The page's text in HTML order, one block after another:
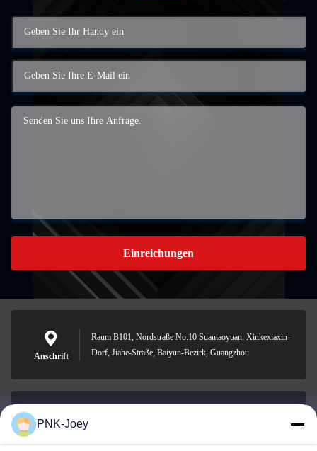
Einreichungen
Anschrift
Raum B101, Nordstraße No.10 Suantaoyuan, Xinkexiaxin-
Dorf, Jiahe-Straße, Baiyun-Bezirk, Guangzhou
E-Mail-Adresse
PNK-Joey